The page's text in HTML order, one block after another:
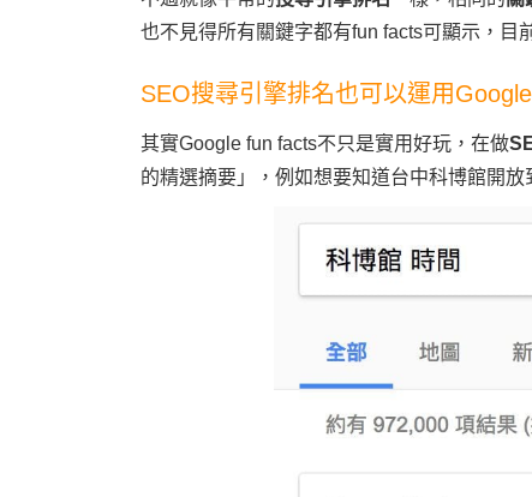
也不見得所有關鍵字都有fun facts可顯示，目
SEO搜尋引擎排名也可以運用
其實Google fun facts不只是實用好玩，在做
的精選摘要」，例如想要知道台中科博館開